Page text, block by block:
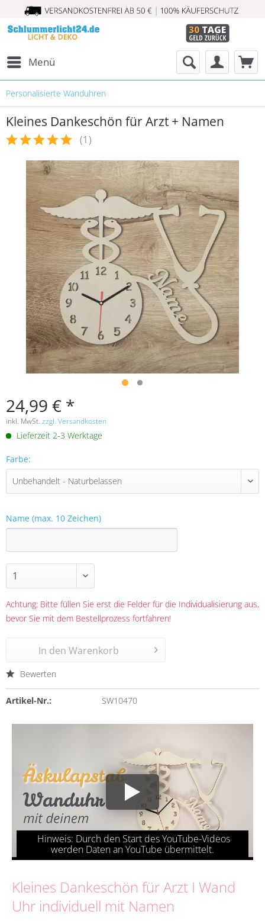
Menü
Personalisierte Wanduhren
Kleines Dankeschön für Arzt + Namen
(1)
24,99 € *
inkl. MwSt. zzgl. Versandkosten
Lieferzeit 2-3 Werktage
Farbe:
Name (max. 10 Zeichen)
Achtung: Bitte füllen Sie erst die Felder für die Individualisierung aus,
bevor Sie mit dem Bestellprozess fortfahren!
In den Warenkorb
Bewerten
Artikel-Nr.: SW10470
Kleines Dankeschön für Arzt I Wand
Uhr individuell mit Namen